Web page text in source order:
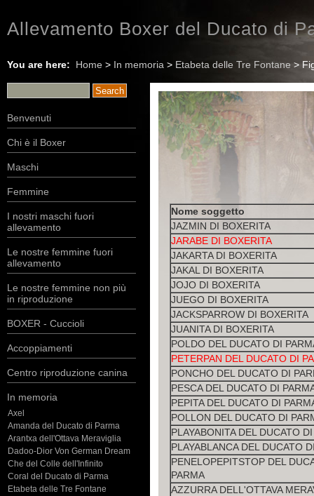
Allevamento Boxer del Ducato di
You are here: Home > In memoria > Etabeta delle Tre Fontane >
Benvenuti
Chi è il Boxer
Maschi
Femmine
I nostri maschi fuori
allevamento
Le nostre femmine fuori
allevamento
Le nostre femmine non più
in riproduzione
BOXER - Cuccioli
Accoppiamenti
Centro riproduzione canina
In memoria
Axel
Amanda del Ducato di Parma
Arantxa dell'Ottava Meraviglia
Dadoo-Dior Von German Dream
Che del Colle dell'Infinito
Coral del Ducato di Parma
Etabeta delle Tre Fontane
Nome soggetto
JAZMIN DI BOXERITA
JARABE DI BOXERITA
JAKARTA DI BOXERITA
JAKAL DI BOXERITA
JOJO DI BOXERITA
JUEGO DI BOXERITA
JACKSPARROW DI BOXERITA
JUANITA DI BOXERITA
POLDO DEL DUCATO DI
PETERPAN DEL DUCATO DI
PONCHO DEL DUCATO DI
PESCA DEL DUCATO DI
PEPITA DEL DUCATO DI
POLLON DEL DUCATO DI
PLAYABONITA DEL DUCATO
PLAYABLANCA DEL DUCATO
PENELOPEPITSTOP DEL
PARMA
AZZURRA DELL'OTTAVA